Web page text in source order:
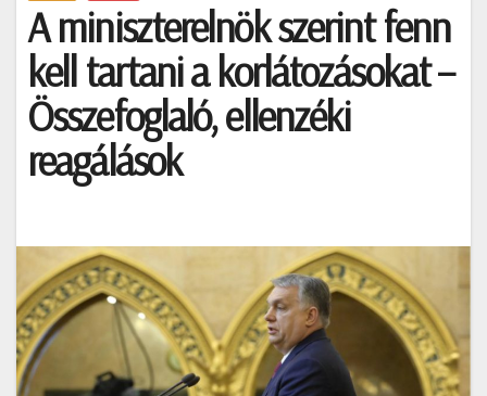
A miniszterelnök szerint fenn
kell tartani a korlátozásokat –
Összefoglaló, ellenzéki
reagálások